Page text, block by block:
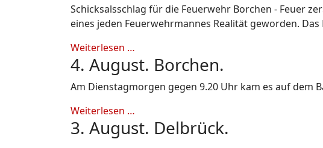
Schicksalsschlag für die Feuerwehr Borchen - Feuer
eines jeden Feuerwehrmannes Realität geworden.
Weiterlesen …
4. August. Borchen.
Am Dienstagmorgen gegen 9.20 Uhr kam es auf dem
Weiterlesen …
3. August. Delbrück.